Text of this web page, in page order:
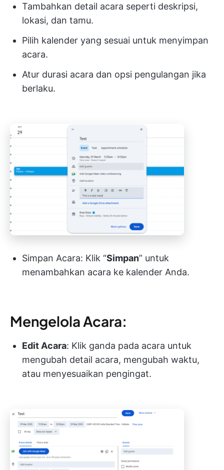
Tambahkan detail acara seperti deskripsi,
lokasi, dan tamu.
Pilih kalender yang sesuai untuk menyimpan
acara.
Atur durasi acara dan opsi pengulangan jika
berlaku.
Simpan Acara: Klik “Simpan” untuk
menambahkan acara ke kalender Anda.
Mengelola Acara:
Edit Acara: Klik ganda pada acara untuk
mengubah detail acara, mengubah waktu,
atau menyesuaikan pengingat.